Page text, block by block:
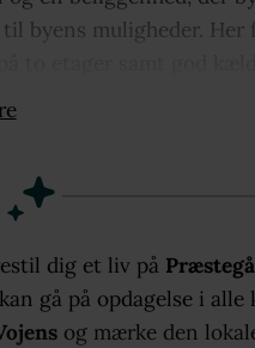
byens muligheder. Her
og indbydende
terrasse, hvor
og en rummelig
Fjernvarme sikrer nem
og carport. Placeringen er
dig et liv på
gå på opdagelse i
og mærke den